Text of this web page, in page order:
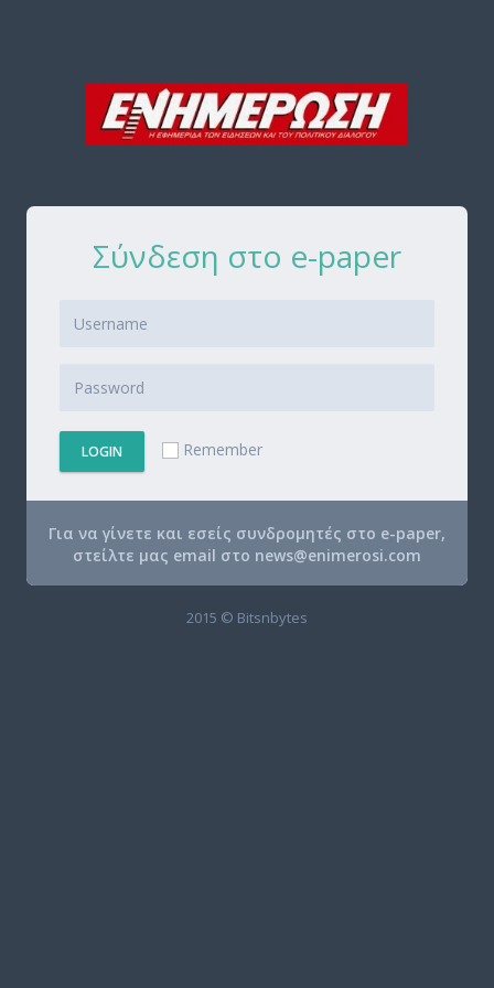
Σύνδεση στο e-paper
LOGIN Remember
Για να γίνετε και εσείς συνδρομητές στο e-paper,
στείλτε μας email στο news@enimerosi.com
2015 © Bitsnbytes